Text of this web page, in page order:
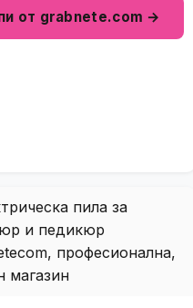
от grabnete.com →